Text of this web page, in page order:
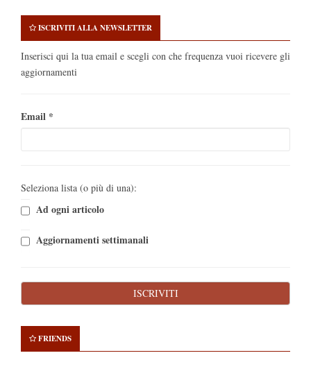
ISCRIVITI ALLA NEWSLETTER
Inserisci qui la tua email e scegli con che frequenza vuoi ricevere gli
aggiornamenti
Email *
Seleziona lista (o più di una):
Ad ogni articolo
Aggiornamenti settimanali
FRIENDS